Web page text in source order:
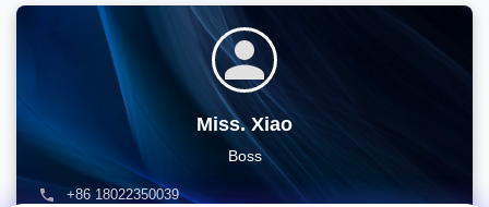
Miss. Xiao
Boss
+86 18022350039